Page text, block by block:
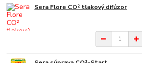
Sera Flore CO² tlakový difúzor